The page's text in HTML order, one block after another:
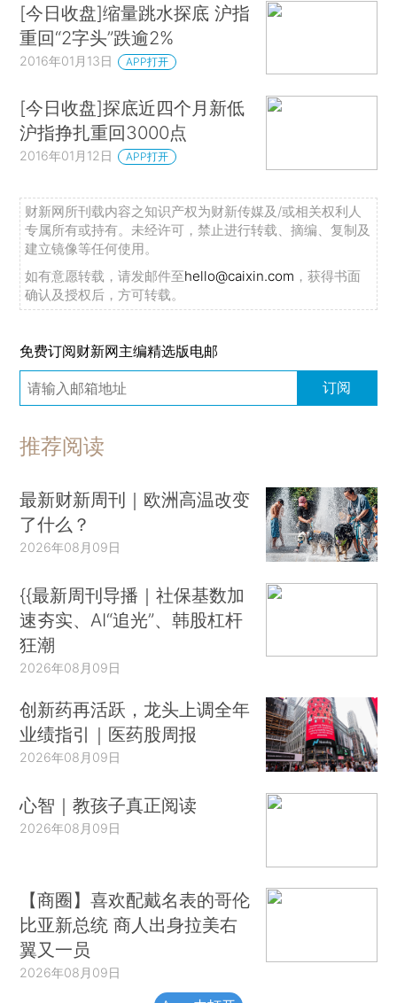
[今日收盘]缩量跳水探底 沪指
重回“2字头”跌逾2%
2016年01月13日 APP打开
[今日收盘]探底近四个月新低
沪指挣扎重回3000点
2016年01月12日 APP打开
财新网所刊载内容之知识产权为财新传媒及/或相关权利人
专属所有或持有。未经许可，禁止进行转载、摘编、复制及
建立镜像等任何使用。
如有意愿转载，请发邮件至hello@caixin.com ，获得书面
确认及授权后，方可转载。
免费订阅财新网主编精选版电邮
订阅
推荐阅读
最新财新周刊｜欧洲高温改变
了什么？
2026年08月09日
{{最新周刊导播｜社保基数加
速夯实、AI“追光”、韩股杠杆
狂潮
2026年08月09日
创新药再活跃，龙头上调全年
业绩指引｜医药股周报
2026年08月09日
心智｜教孩子真正阅读
2026年08月09日
【商圈】喜欢配戴名表的哥伦
比亚新总统 商人出身拉美右
翼又一员
2026年08月09日